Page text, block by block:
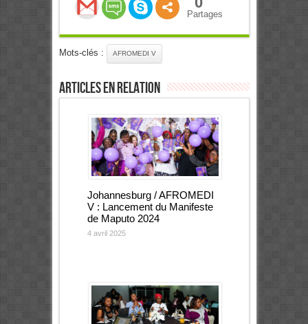
Partages
Mots-clés : AFROMEDI V
Articles en relation
Johannesburg / AFROMEDI
V : Lancement du Manifeste
de Maputo 2024
4 avril 2025